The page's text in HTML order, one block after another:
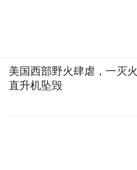
美国西部野火肆虐，一灭火
直升机坠毁